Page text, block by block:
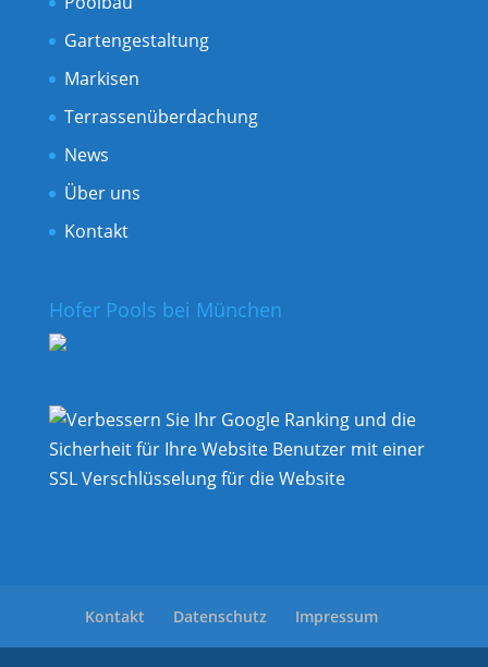
Gartengestaltung
Markisen
Terrassenüberdachung
News
Über uns
Kontakt
Hofer Pools bei München
Kontakt Datenschutz Impressum